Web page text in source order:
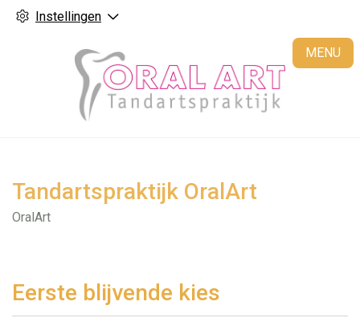
Instellingen
MENU
Tandartspraktijk OralArt
OralArt
Eerste blijvende kies